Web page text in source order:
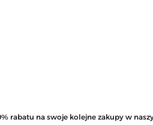
rabatu na swoje kolejne zakupy w